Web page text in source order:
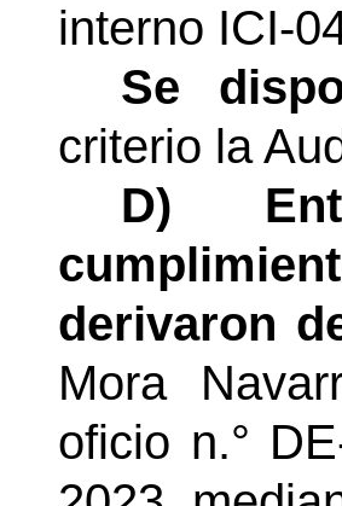
interno ICI-
Se
criterio la
D)
derivaron
Mora
oficio n.°